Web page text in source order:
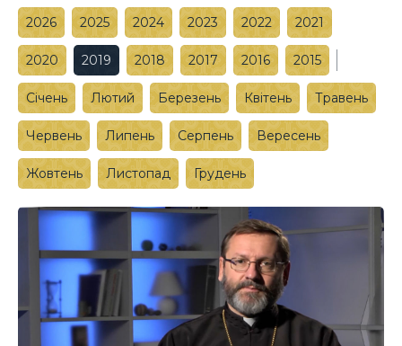
2026 2025 2024 2023 2022 2021
2020 2019 2018 2017 2016 2015
Січень Лютий Березень Квітень Травень
Червень Липень Серпень Вересень
Жовтень Листопад Грудень